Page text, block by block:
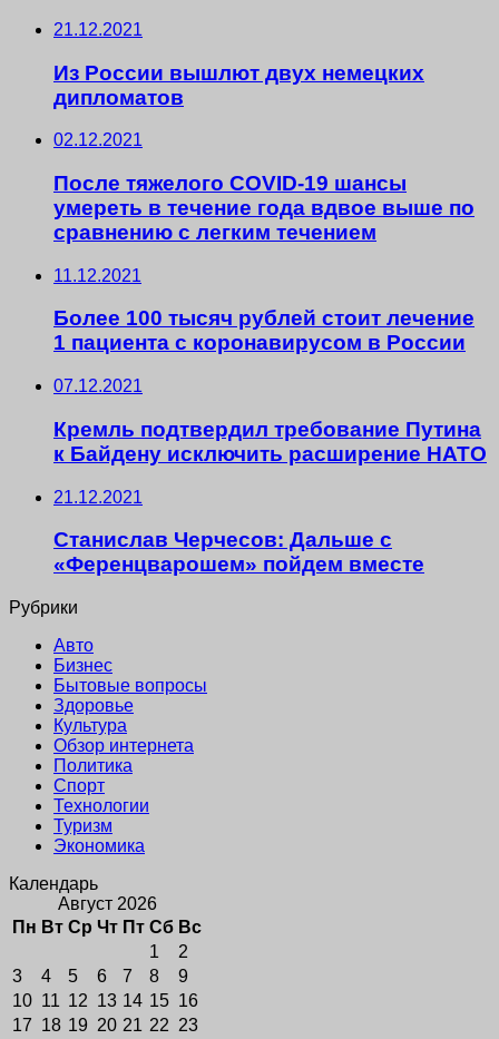
21.12.2021
Из России вышлют двух немецких
дипломатов
02.12.2021
После тяжелого COVID-19 шансы
умереть в течение года вдвое выше по
сравнению с легким течением
11.12.2021
Более 100 тысяч рублей стоит лечение
1 пациента с коронавирусом в России
07.12.2021
Кремль подтвердил требование Путина
к Байдену исключить расширение НАТО
21.12.2021
Станислав Черчесов: Дальше с
«Ференцварошем» пойдем вместе
Рубрики
Авто
Бизнес
Бытовые вопросы
Здоровье
Культура
Обзор интернета
Политика
Спорт
Технологии
Туризм
Экономика
Календарь
Август 2026
Пн Вт Ср Чт Пт Сб Вс
1
2
3
4 5 6 7 8
9
10 11 12 13 14 15 16
17 18 19 20 21 22 23